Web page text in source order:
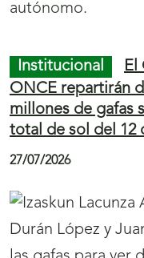
autónomo.
Institucional
El
ONCE repartirán
millones de gafas
total de sol del 12
27/07/2026